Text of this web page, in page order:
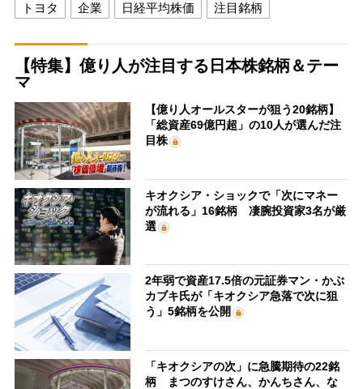
トヨタ 企業 日経平均株価 注目銘柄
【特集】億り人が注目する日本株銘柄＆テー
マ
【億り人オールスターが狙う20銘柄】
「総資産69億円超」の10人が選んだ注
目株
キオクシア・ショックで「次にマネー
が流れる」16銘柄 凄腕投資家3名が厳
選
2年弱で資産17.5倍の元証券マン・かぶ
カブキ氏が「キオクシア急落で次に狙
う」5銘柄を公開
「キオクシアの次」に急騰期待の22銘
柄 まつのすけさん、かんちさん、な